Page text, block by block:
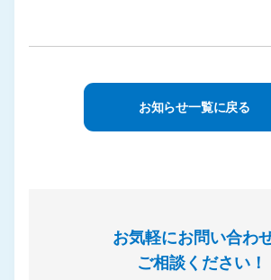
お知らせ一覧に戻る
お気軽にお問い合わ
ご相談ください！